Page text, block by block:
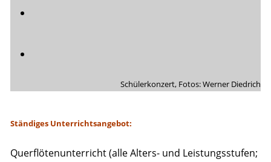
Schülerkonzert, Fotos: Werner Diedrich
Ständiges Unterrichtsangebot:
Querflötenunterricht (alle Alters- und Leistungsstufen;